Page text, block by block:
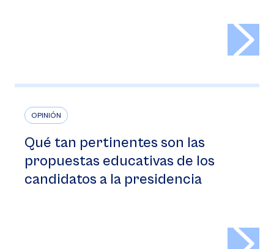
OPINIÓN
Qué tan pertinentes son las
propuestas educativas de los
candidatos a la presidencia